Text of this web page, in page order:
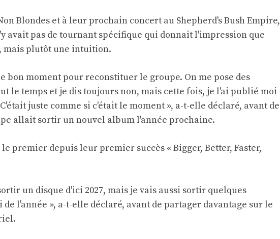
Blondes et à leur prochain concert au Shepherd's Bush Empire,
avait pas de tournant spécifique qui donnait l'impression que
mais plutôt une intuition.
bon moment pour reconstituer le groupe. On me pose des
le temps et je dis toujours non, mais cette fois, je l'ai publié moi-
juste comme si c'était le moment », a-t-elle déclaré, avant de
allait sortir un nouvel album l'année prochaine.
premier depuis leur premier succès « Bigger, Better, Faster,
un disque d'ici 2027, mais je vais aussi sortir quelques
de l'année », a-t-elle déclaré, avant de partager davantage sur le